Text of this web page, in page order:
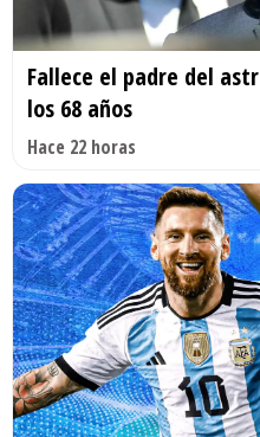
Fallece el padre del
los 68 años
Hace 22 horas